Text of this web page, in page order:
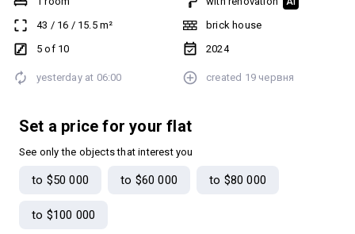
планування, теплі кольори в дизайні - все для вашого затишку і
зручності.Ця квартира має ідеальну інфраструктуру. Садочки,
супермаркети, магазини - все необхідне знаходиться в пішій
варіант для життя або інвестиції. За більш детальною
43 / 16 / 15.5m²
5 of 10
brick house
2024
yesterday at 06:00 created 19 червня
Set a price for your flat
See only the objects that interest you
to $50 000 to $60 000 to $80 000
to $100 000